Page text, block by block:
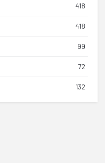
418
418
99
72
132